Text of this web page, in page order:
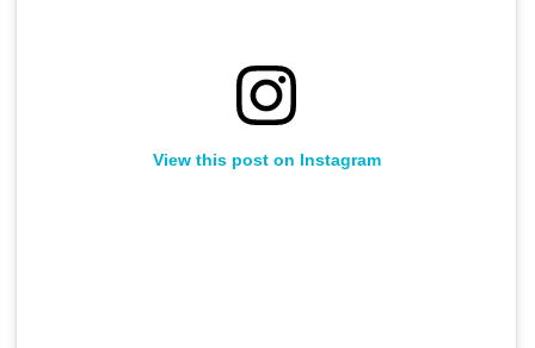
View this post on Instagram